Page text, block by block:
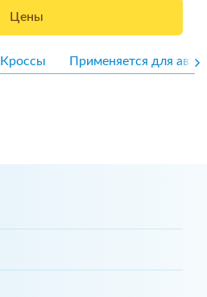
Цены
Кроссы Применяется для авто